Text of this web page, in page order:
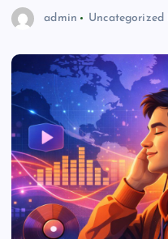
admin Uncategorized